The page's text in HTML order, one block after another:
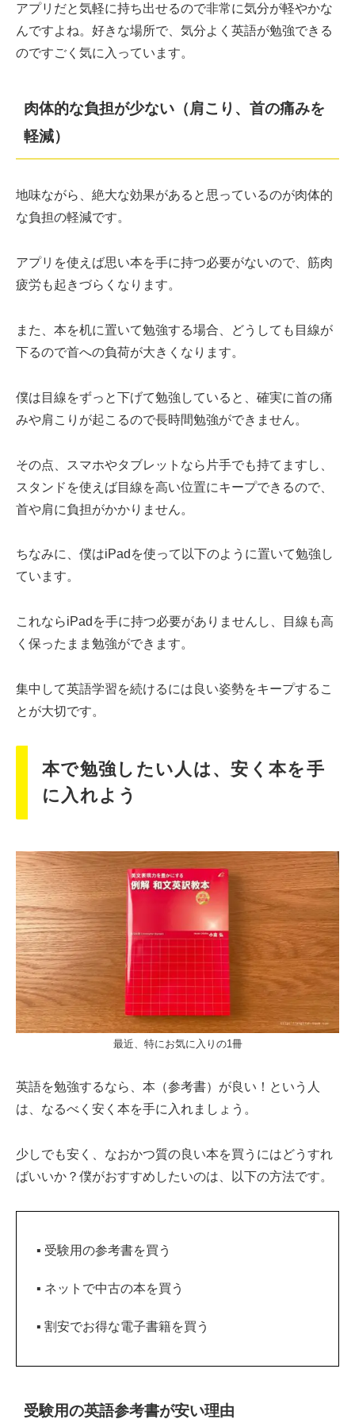
アプリだと気軽に持ち出せるので非常に気分が軽やかな
んですよね。好きな場所で、気分よく英語が勉強できる
のですごく気に入っています。
肉体的な負担が少ない（肩こり、首の痛みを
軽減）
地味ながら、絶大な効果があると思っているのが肉体的
な負担の軽減です。
アプリを使えば思い本を手に持つ必要がないので、筋肉
疲労も起きづらくなります。
また、本を机に置いて勉強する場合、どうしても目線が
下るので首への負荷が大きくなります。
僕は目線をずっと下げて勉強していると、確実に首の痛
みや肩こりが起こるので長時間勉強ができません。
その点、スマホやタブレットなら片手でも持てますし、
スタンドを使えば目線を高い位置にキープできるので、
首や肩に負担がかかりません。
ちなみに、僕はiPadを使って以下のように置いて勉強し
ています。
これならiPadを手に持つ必要がありませんし、目線も高
く保ったまま勉強ができます。
集中して英語学習を続けるには良い姿勢をキープするこ
とが大切です。
本で勉強したい人は、安く本を手
に入れよう
最近、特にお気に入りの1冊
英語を勉強するなら、本（参考書）が良い！という人
は、なるべく安く本を手に入れましょう。
少しでも安く、なおかつ質の良い本を買うにはどうすれ
ばいいか？僕がおすすめしたいのは、以下の方法です。
▪ 受験用の参考書を買う
▪ ネットで中古の本を買う
▪ 割安でお得な電子書籍を買う
受験用の英語参考書が安い理由